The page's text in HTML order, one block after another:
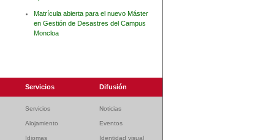
Matrícula abierta para el nuevo Máster
en Gestión de Desastres del Campus
Moncloa
Servicios Difusión
Servicios Noticias
Alojamiento Eventos
Idiomas Identidad visual